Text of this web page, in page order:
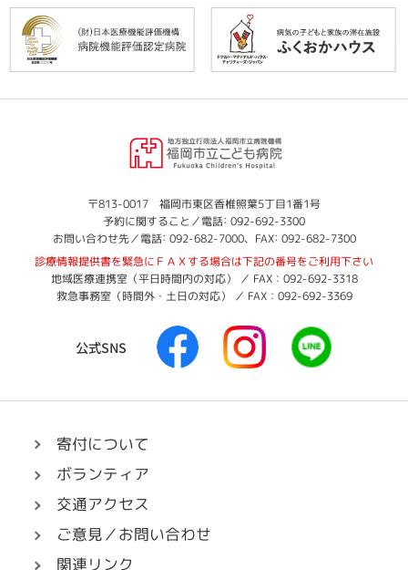
福
岡
立
こ
ど
も
病
〒813-0017 福岡市東区香椎照葉5丁目1番1号
予約に関すること／電話: 092-692-3300
お問い合わせ先／電話: 092-682-7000、FAX: 092-682-7300
診療情報提供書を緊急にＦＡＸする場合は下記の番号をご利用下さい
地域医療連携室（平日時間内の対応） ／ FAX：092-692-3318
救急事務室（時間外・土日の対応） ／ FAX：092-692-3369
公式SNS
F
a
e
リ
ン
I
n
t
L
I
E
寄付について
ボランティア
交通アクセス
ご意見／お問い合わせ
関連リンク